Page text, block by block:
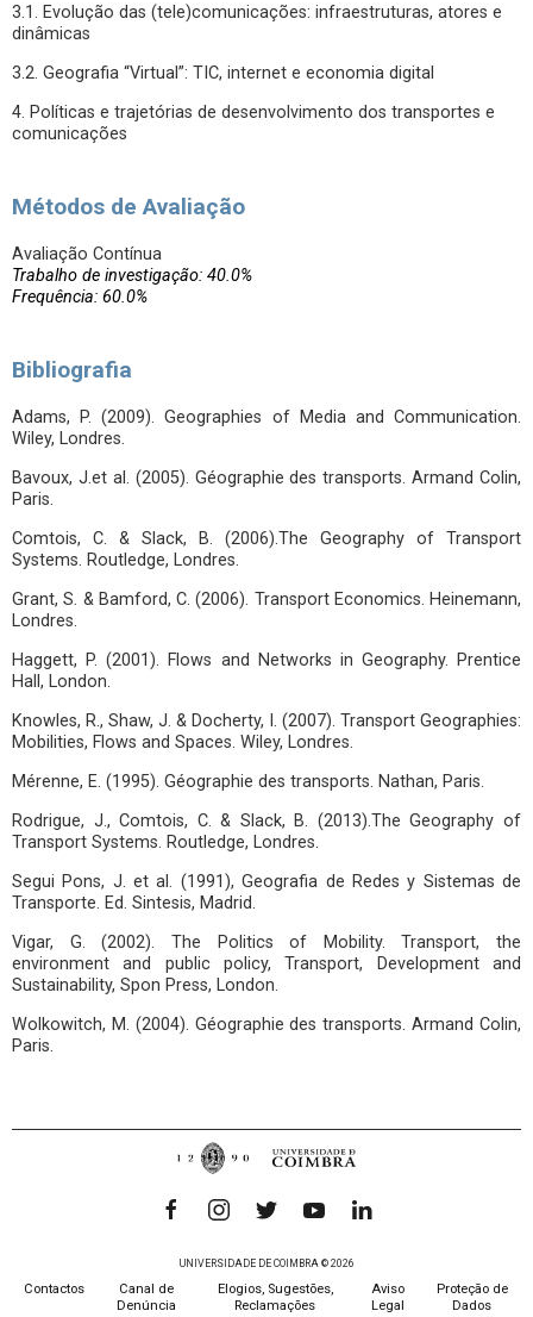
3.1. Evolução das (tele)comunicações: infraestruturas, atores e
dinâmicas
3.2. Geografia “Virtual”: TIC, internet e economia digital
4. Políticas e trajetórias de desenvolvimento dos transportes e
comunicações
Métodos de Avaliação
Avaliação Contínua
Trabalho de investigação: 40.0%
Frequência: 60.0%
Bibliografia
Adams, P. (2009). Geographies of Media and Communication.
Wiley, Londres.
Bavoux, J.et al. (2005). Géographie des transports. Armand Colin,
Paris.
Comtois, C. & Slack, B. (2006).The Geography of Transport
Systems. Routledge, Londres.
Grant, S. & Bamford, C. (2006). Transport Economics. Heinemann,
Londres.
Haggett, P. (2001). Flows and Networks in Geography. Prentice
Hall, London.
Knowles, R., Shaw, J. & Docherty, I. (2007). Transport Geographies:
Mobilities, Flows and Spaces. Wiley, Londres.
Mérenne, E. (1995). Géographie des transports. Nathan, Paris.
Rodrigue, J., Comtois, C. & Slack, B. (2013).The Geography of
Transport Systems. Routledge, Londres.
Segui Pons, J. et al. (1991), Geografia de Redes y Sistemas de
Transporte. Ed. Sintesis, Madrid.
Vigar, G. (2002). The Politics of Mobility. Transport, the
environment and public policy, Transport, Development and
Sustainability, Spon Press, London.
Wolkowitch, M. (2004). Géographie des transports. Armand Colin,
Paris.
UNIVERSIDADE DE COIMBRA © 2026
Contactos
Canal de
Denúncia
Elogios, Sugestões,
Reclamações
Aviso
Legal
Proteção de
Dados